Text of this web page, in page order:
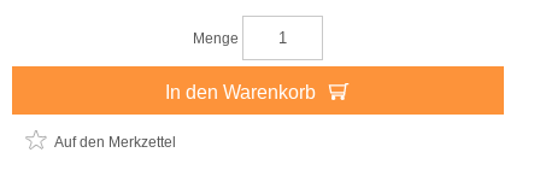
Menge
In den Warenkorb
Auf den Merkzettel